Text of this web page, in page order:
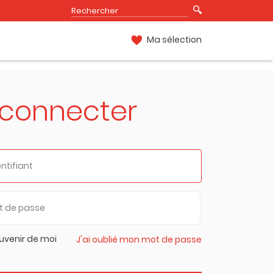
Ma sélection
de moi J'ai oublié mon mot de passe